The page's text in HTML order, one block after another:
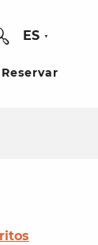
favoris
ES
Reservar